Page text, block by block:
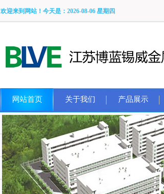
欢迎来到网站！今天是： 2026-08-06 星期四
网站首页 关于我们 产品展示